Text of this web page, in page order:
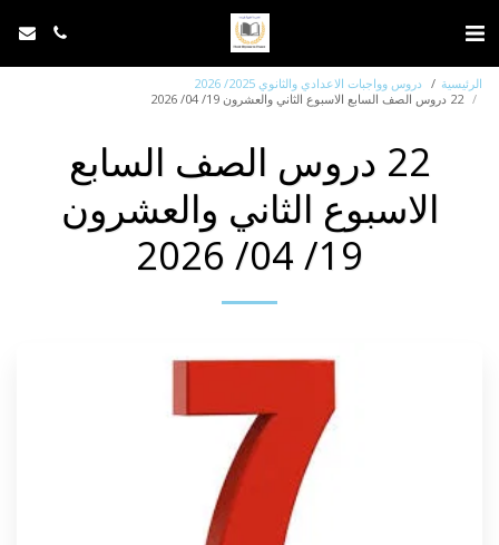
الرئيسية
دروس وواجبات الاعدادي والثانوي 2025/ 2026
22 دروس الصف السابع الاسبوع الثاني والعشرون 19/ 04/ 2026
22 دروس الصف السابع
الاسبوع الثاني والعشرون
19/ 04/ 2026